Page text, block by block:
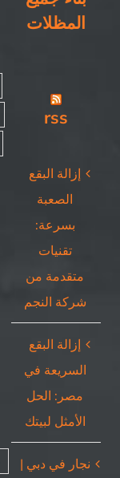
المظلات
rss
إزالة البقع
الصعبة
بسرعة:
تقنيات
متقدمة من
شركة النجم
إزالة البقع
السريعة في
مصر: الحل
الأمثل لبيتك
نجار في دبي |